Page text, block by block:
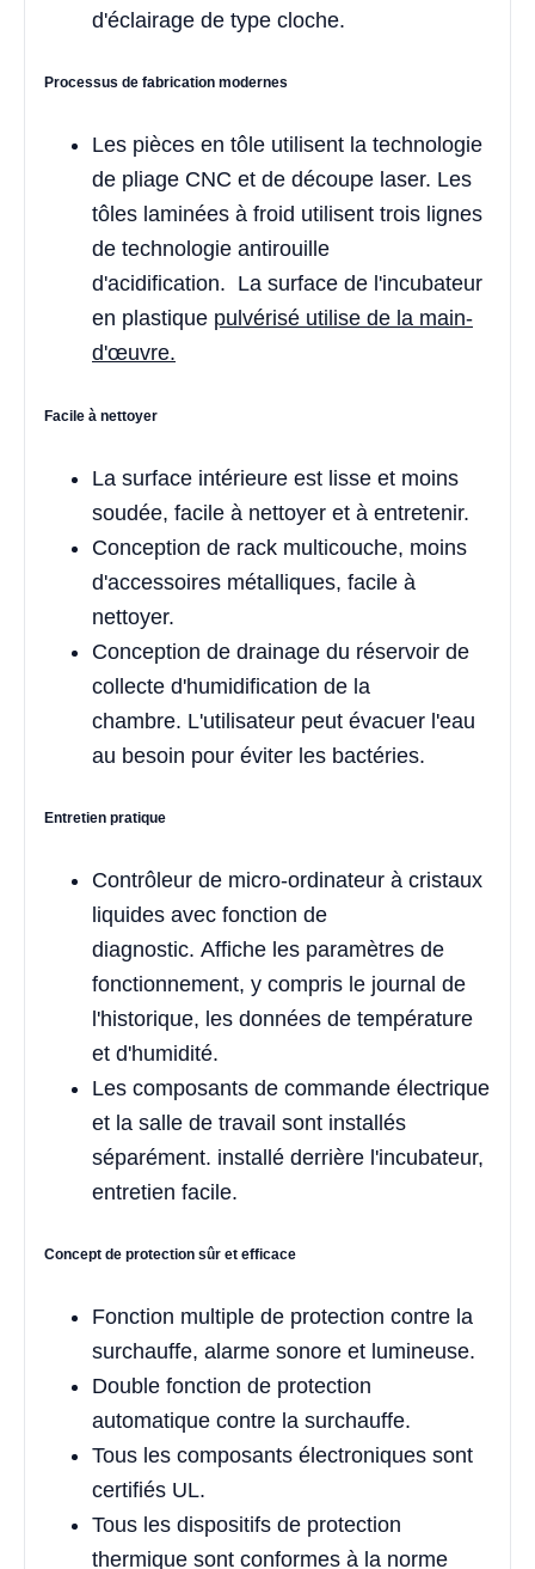
d'éclairage de type cloche.
Processus de fabrication modernes
Les pièces en tôle utilisent la technologie
de pliage CNC et de découpe laser. Les
tôles laminées à froid utilisent trois lignes
de technologie antirouille
d'acidification. La surface de l'incubateur
en plastique pulvérisé utilise de la main-
d'œuvre.
Facile à nettoyer
La surface intérieure est lisse et moins
soudée, facile à nettoyer et à entretenir.
Conception de rack multicouche, moins
d'accessoires métalliques, facile à
nettoyer.
Conception de drainage du réservoir de
collecte d'humidification de la
chambre. L'utilisateur peut évacuer l'eau
au besoin pour éviter les bactéries.
Entretien pratique
Contrôleur de micro-ordinateur à cristaux
liquides avec fonction de
diagnostic. Affiche les paramètres de
fonctionnement, y compris le journal de
l'historique, les données de température
et d'humidité.
Les composants de commande électrique
et la salle de travail sont installés
séparément. installé derrière l'incubateur,
entretien facile.
Concept de protection sûr et efficace
Fonction multiple de protection contre la
surchauffe, alarme sonore et lumineuse.
Double fonction de protection
automatique contre la surchauffe.
Tous les composants électroniques sont
certifiés UL.
Tous les dispositifs de protection
thermique sont conformes à la norme